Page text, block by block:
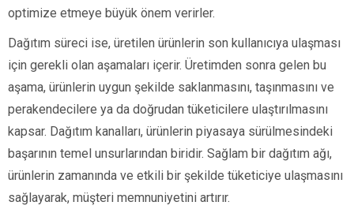
optimize etmeye büyük önem verirler.
Dağıtım süreci ise, üretilen ürünlerin son kullanıcıya ulaşması
için gerekli olan aşamaları içerir. Üretimden sonra gelen bu
aşama, ürünlerin uygun şekilde saklanmasını, taşınmasını ve
perakendecilere ya da doğrudan tüketicilere ulaştırılmasını
kapsar. Dağıtım kanalları, ürünlerin piyasaya sürülmesindeki
başarının temel unsurlarından biridir. Sağlam bir dağıtım ağı,
ürünlerin zamanında ve etkili bir şekilde tüketiciye ulaşmasını
sağlayarak, müşteri memnuniyetini artırır.